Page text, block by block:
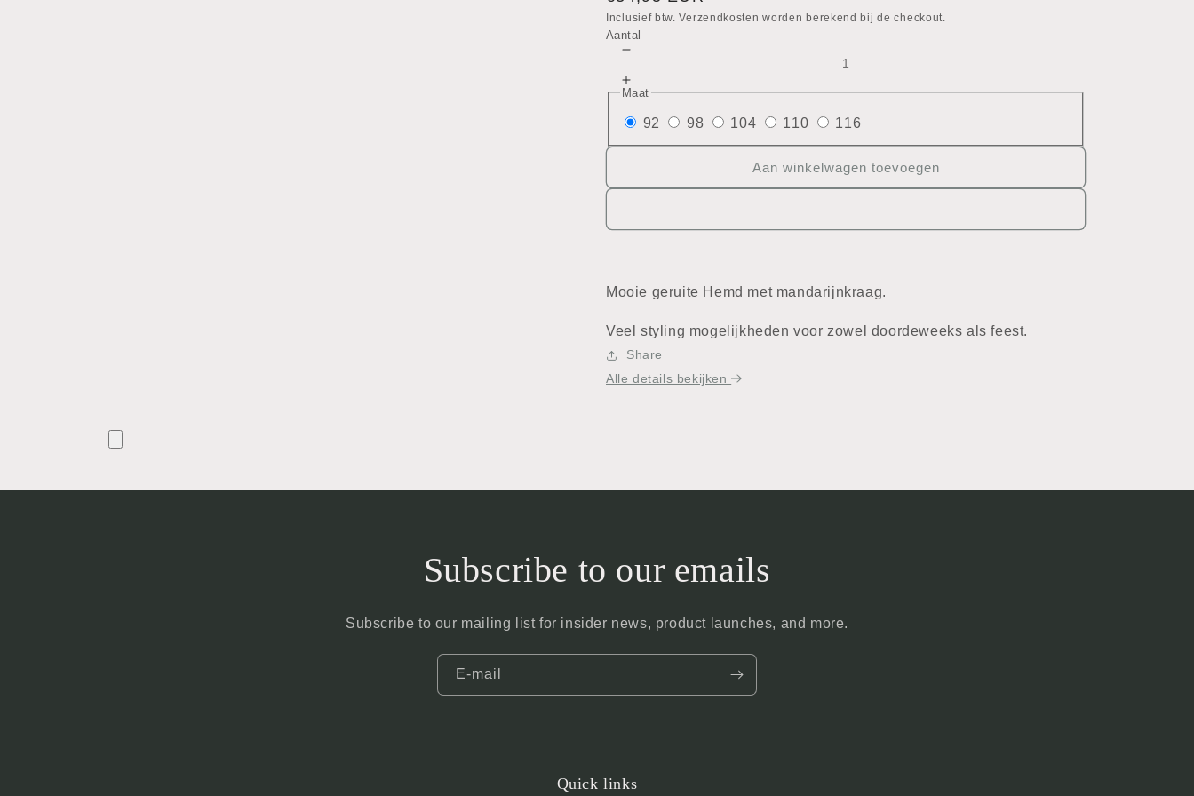
prijs
Inclusief btw. Verzendkosten worden berekend bij de checkout.
Aantal
verlagen
voor
Geruite
hemd
Aantal
voor
Geruite
Maat
92 98 104 110 116
Aan winkelwagen toevoegen
Mooie geruite Hemd met mandarijnkraag.
Veel styling mogelijkheden voor zowel doordeweeks als feest.
Share
Alle details bekijken
Subscribe to our emails
Subscribe to our mailing list for insider news, product launches, and more.
E‑mail
Quick links